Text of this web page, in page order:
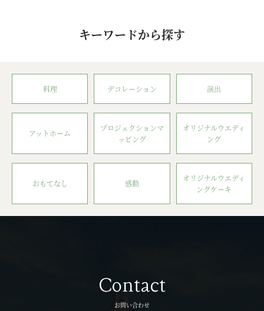
キーワードから探す
料理 デコレーション 演出
アットホーム
プロジェクションマ
ッピング
オリジナルウエディ
ング
おもてなし 感動
オリジナルウエディ
ングケーキ
Contact
お問い合わせ